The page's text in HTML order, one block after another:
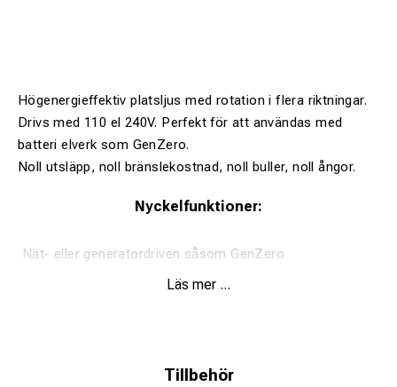
Högenergieffektiv platsljus med rotation i flera riktningar.
Drivs med 110 el 240V. Perfekt för att användas med
batteri elverk som GenZero.
Noll utsläpp, noll bränslekostnad, noll buller, noll ångor.
Nyckelfunktioner:
Nät- eller generatordriven såsom GenZero
batterigeneratorer/elverk
Snabb, säker driftsättning för en person
Läs mer ...
Tillbehör